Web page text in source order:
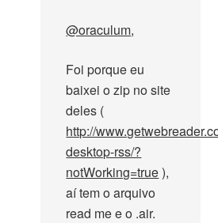
@oraculum,
Foi porque eu
baixei o zip no site
deles (
http://
desktop-rss/?
notWorking=true),
aí tem o arquivo
read me e o .air.